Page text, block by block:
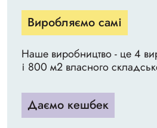
Виробляємо самі
Наше виробництво - це 4
і 800 м2 власного
Даємо кешбек